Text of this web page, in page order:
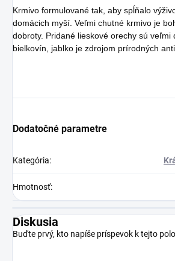
Krmivo formulované tak, aby spĺňalo
domácich myší. Veľmi chutné krmivo je
dobroty. Pridané lieskové orechy sú veľmi
bielkovín, jablko je zdrojom prírodných
Dodatočné parametre
Kategória:
Hmotnosť:
Diskusia
Buďte prvý, kto napíše príspevok k tejto